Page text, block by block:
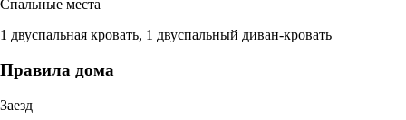
Спальные места
1 двуспальная кровать, 1 двуспальный диван-кровать
Правила дома
Заезд